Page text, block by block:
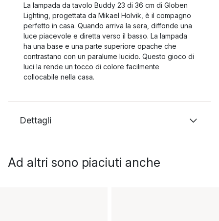
La lampada da tavolo Buddy 23 di 36 cm di Globen
Lighting, progettata da Mikael Holvik, è il compagno
perfetto in casa. Quando arriva la sera, diffonde una
luce piacevole e diretta verso il basso. La lampada
ha una base e una parte superiore opache che
contrastano con un paralume lucido. Questo gioco di
luci la rende un tocco di colore facilmente
collocabile nella casa.
Dettagli
Ad altri sono piaciuti anche